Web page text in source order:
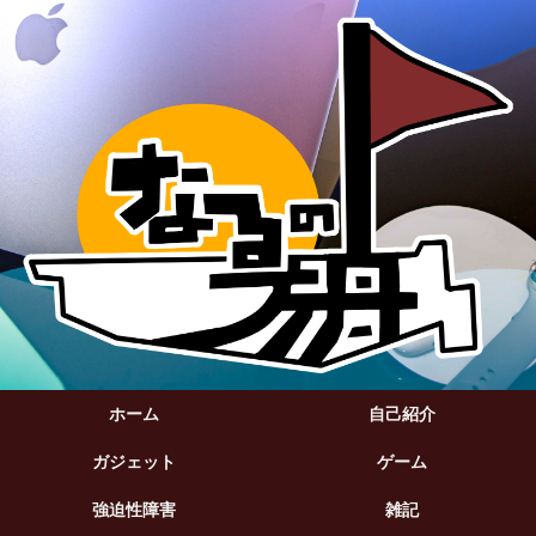
ホーム 自己紹介
ガジェット ゲーム
強迫性障害 雑記